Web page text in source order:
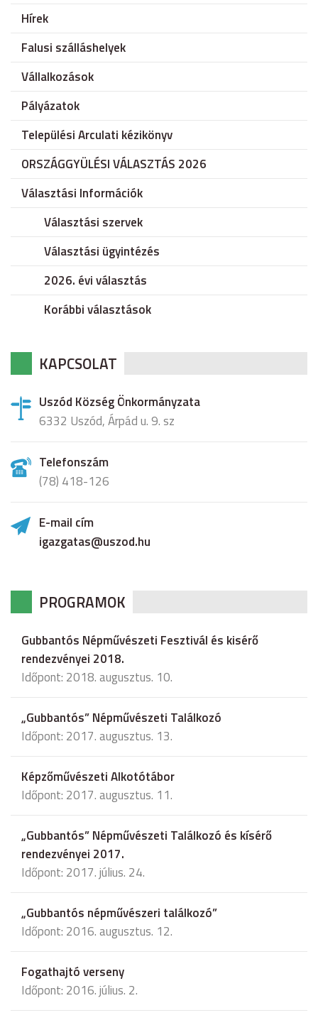
Hírek
Falusi szálláshelyek
Vállalkozások
Pályázatok
Települési Arculati kézikönyv
ORSZÁGGYÜLÉSI VÁLASZTÁS 2026
Választási Információk
Választási szervek
Választási ügyintézés
2026. évi választás
Korábbi választások
KAPCSOLAT
Uszód Község Önkormányzata
6332 Uszód, Árpád u. 9. sz
Telefonszám
(78) 418-126
E-mail cím
igazgatas@uszod.hu
PROGRAMOK
Gubbantós Népművészeti Fesztivál és kisérő
rendezvényei 2018.
Időpont: 2018. augusztus. 10.
„Gubbantós” Népművészeti Találkozó
Időpont: 2017. augusztus. 13.
Képzőművészeti Alkotótábor
Időpont: 2017. augusztus. 11.
„Gubbantós” Népművészeti Találkozó és kísérő
rendezvényei 2017.
Időpont: 2017. július. 24.
„Gubbantós népművészeri találkozó”
Időpont: 2016. augusztus. 12.
Fogathajtó verseny
Időpont: 2016. július. 2.